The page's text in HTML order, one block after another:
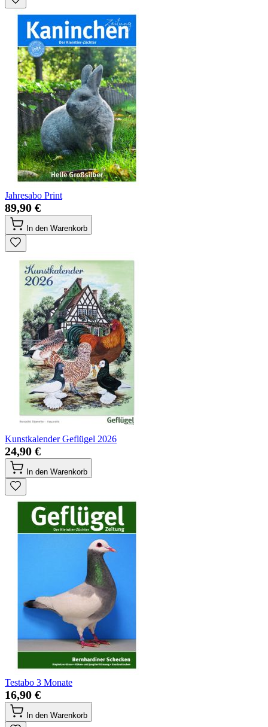
Jahresabo Print
89,90 €
In den Warenkorb
Kunstkalender Geflügel 2026
24,90 €
In den Warenkorb
Testabo 3 Monate
16,90 €
In den Warenkorb